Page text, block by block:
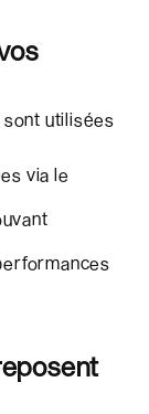
utilisées
via le